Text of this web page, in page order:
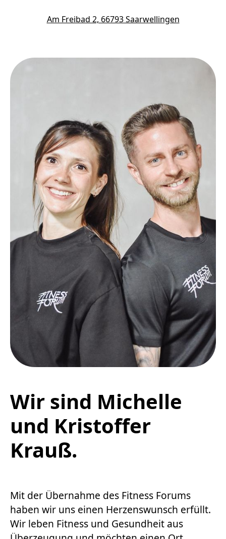
Am Freibad 2, 66793 Saarwellingen
Wir sind Michelle
und Kristoffer
Krauß.
Mit der Übernahme des Fitness Forums
haben wir uns einen Herzenswunsch erfüllt.
Wir leben Fitness und Gesundheit aus